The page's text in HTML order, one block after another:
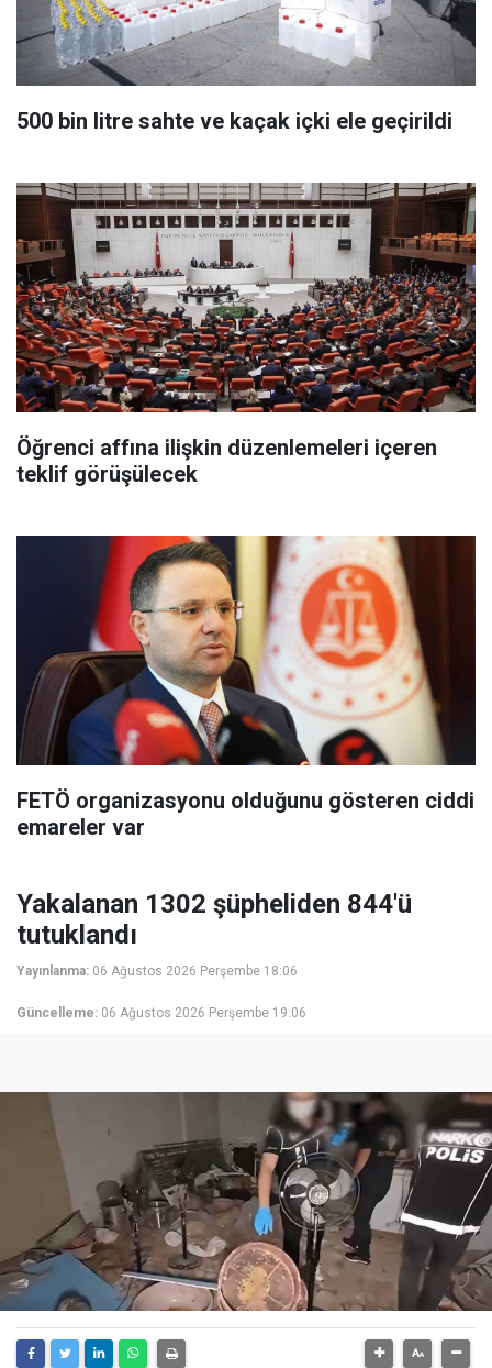
500 bin litre sahte ve kaçak içki ele geçirildi
Öğrenci affına ilişkin düzenlemeleri içeren
teklif görüşülecek
FETÖ organizasyonu olduğunu gösteren ciddi
emareler var
Yakalanan 1302 şüpheliden 844'ü
tutuklandı
Yayınlanma: 06 Ağustos 2026 Perşembe 18:06
Güncelleme: 06 Ağustos 2026 Perşembe 19:06